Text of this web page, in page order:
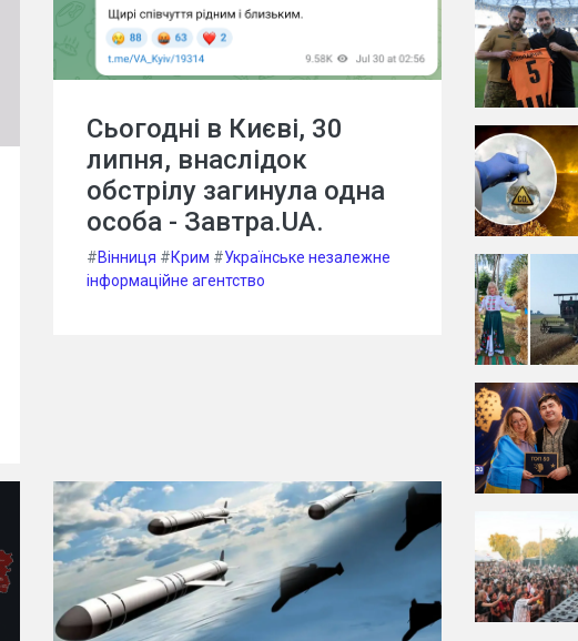
Сьогодні в Києві, 30
липня, внаслідок
обстрілу загинула одна
особа - Завтра.UA.
#Вінниця #Крим #Українське незалежне
інформаційне агентство